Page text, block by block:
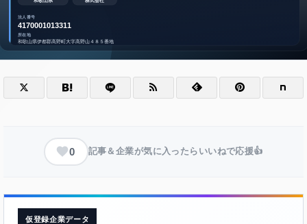
0 記事＆企業が気に入ったらいいねで応援👍
仮登録企業データ